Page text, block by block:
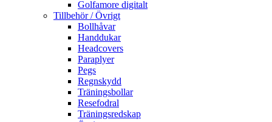
Golfamore digitalt
Tillbehör / Övrigt
Bollhåvar
Handdukar
Headcovers
Paraplyer
Pegs
Regnskydd
Träningsbollar
Resefodral
Träningsredskap